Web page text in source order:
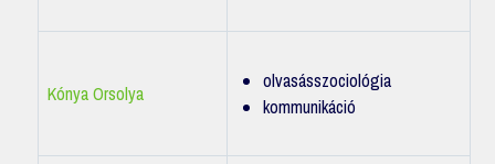
Kónya Orsolya
olvasásszociológia
kommunikáció